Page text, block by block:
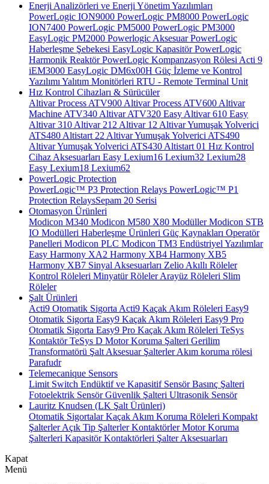
Enerji Analizörleri ve Enerji Yönetim Yazılımları
PowerLogic ION9000 PowerLogic PM8000 PowerLogic
ION7400 PowerLogic PM5000 PowerLogic PM3000
EasyLogic PM2000 Powerlogic AksesuarPowerLogic
Haberleşme Şebekesi EasyLogic KapasitörPowerLogic
Harmonik ReaktörPowerLogic Kompanzasyon Rölesi Acti 9
iEM3000 EasyLogic DM6x00H Güç İzleme ve Kontrol
Yazılımı Yalıtım Monitörleri RTU - Remote Terminal Unit
Hız Kontrol Cihazları & Sürücüler
Altivar Process ATV900 Altivar Process ATV600 Altivar
Machine ATV340 Altivar ATV320 Easy Altivar 610 Easy
Altivar 310 Altivar 212 Altivar 12 Altivar Yumuşak Yolverici
ATS480 Altistart 22 Altivar Yumuşak Yolverici ATS490
Altivar Yumuşak Yolverici ATS430 Altistart 01 Hız Kontrol
Cihaz Aksesuarları Easy Lexium16 Lexium32 Lexium28
Easy Lexium18 Lexium62
PowerLogic Protection
PowerLogic™ P3 Protection Relays PowerLogic™ P1
Protection Relays​Sepam 20 Serisi
Otomasyon Ürünleri
Modicon M340 Modicon M580 X80 ModüllerModicon STB
IO Modülleri Haberleşme Ürünleri Güç Kaynakları Operatör
Panelleri Modicon PLC Modicon TM3 Endüstriyel Yazılımlar
Easy Harmony XA2 Harmony XB4 Harmony XB5
Harmony XB7 Sinyal Aksesuarları Zelio Akıllı Röleler
Kontrol Röleleri Minyatür RölelerArayüz Röleleri Slim
Röleler
Şalt Ürünleri
Acti9 Otomatik Sigorta Acti9 Kaçak Akım Röleleri Easy9
Otomatik Sigorta Easy9 Kaçak Akım Röleleri Easy9 Pro
Otomatik Sigorta Easy9 Pro Kaçak Akım Röleleri TeSys
KontaktörTeSys D Motor Koruma Şalteri Gerilim
Transformatörü Şalt Aksesuar ŞalterlerAkım koruma rölesi
Parafudr
Telemecanique Sensors
Limit Switch Endüktif ve Kapasitif SensörBasınç Şalteri
Fotoelektrik SensörGüvenlik Şalteri Ultrasonik Sensör
Lauritz Knudsen (LK Şalt Ürünleri)
Otomatik SigortalarKaçak Akım Koruma Röleleri Kompakt
ŞalterlerAçık Tip ŞalterlerKontaktörlerMotor Koruma
Şalterleri Kapasitör Kontaktörleri Şalter Aksesuarları
Kapat
Menü